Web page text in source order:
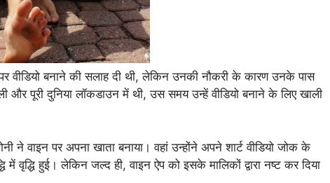
वीडियो बनाने की सलाह दी थी, लेकिन उनकी नौकरी के कारण उनके पास
और पूरी दुनिया लॉकडाउन में थी, उस समय उन्हें वीडियो बनाने के लिए खाली
ने वाइन पर अपना खाता बनाया। वहां उन्होंने अपने शार्ट वीडियो जोक के
में वृद्धि हुई। लेकिन जल्द ही, वाइन ऐप को इसके मालिकों द्वारा नष्ट कर दिया